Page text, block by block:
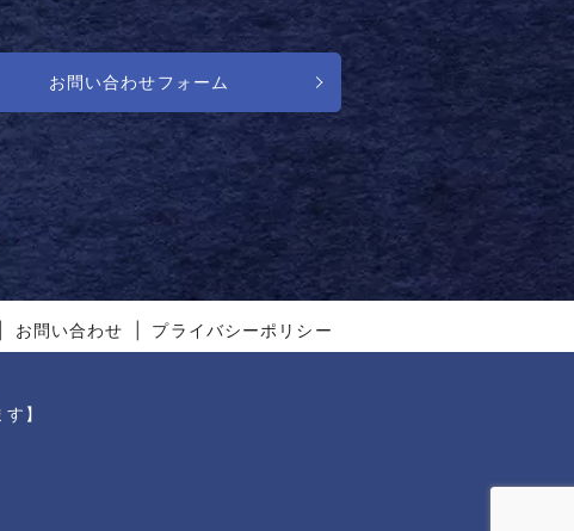
お問い合わせフォーム
お問い合わせ プライバシーポリシー
】